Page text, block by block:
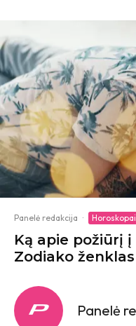
Panelė redakcija · Horoskopai
Ką apie požiūrį
Zodiako ženklas
Panelė